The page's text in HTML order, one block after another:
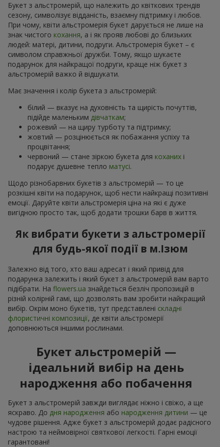
Букет з альстромерій, що належить до квіткових трендів
сезону, символізує відданість, взаємну підтримку і любов.
При чому, квіти альстромерія букет дарується не лише на
знак чистого кохання, а і як прояв любові до близьких
людей: матері, дитини, подруги. Альстромерія букет – є
символом справжньої дружби. Тому, якщо шукаєте
подарунок для найкращої подруги, краще ніж букет з
альстромерій важко й відшукати.
Має значення і колір букета з альстромерій:
білий — вказує на духовність та щирість почуттів,
підійде маленьким дівчаткам;
рожевий — на щиру турботу та підтримку;
жовтий — розцінюється як побажання успіху та
процвітання;
червоний — стане зіркою букета для коханих і
подарує душевне тепло матусі.
Щодо різнобарвних букетів з альстромерій — то це
розкішні квіти на подарунок, щоб нести найкращі позитивні
емоції. Даруйте квіти альстромерія ціна на які є дуже
вигідною просто так, щоб додати трошки барв в життя.
Як вибрати букети з альстромерії
для будь-якої події в м.Ізюм
Залежно від того, хто ваш адресат і який привід для
подарунка залежить і який букет з альстромерій вам варто
підібрати. На flowers.ua знайдеться безліч пропозицій в
різній колірній гамі, що дозволять вам зробити найкращий
вибір. Окрім моно букетів, тут представлені складні
флористичні композиції, де квіти альстромерії
доповнюються іншими рослинами.
Букет альстромерій —
ідеальний вибір на день
народження або побачення
Букет з альстромерій завжди виглядає ніжно і свіжо, а ще
яскраво. До дня народження або народження дитини — це
чудове рішення. Адже букет з альстромерій додає радісного
настрою та неймовірної святкової легкості. Гарні емоції
гарантовані!